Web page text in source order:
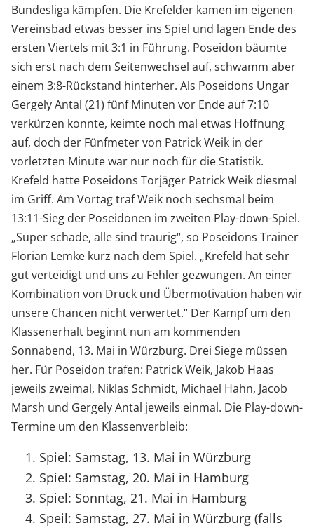
Bundesliga kämpfen. Die Krefelder kamen im eigenen
Vereinsbad etwas besser ins Spiel und lagen Ende des
ersten Viertels mit 3:1 in Führung. Poseidon bäumte
sich erst nach dem Seitenwechsel auf, schwamm aber
einem 3:8-Rückstand hinterher. Als Poseidons Ungar
Gergely Antal (21) fünf Minuten vor Ende auf 7:10
verkürzen konnte, keimte noch mal etwas Hoffnung
auf, doch der Fünfmeter von Patrick Weik in der
vorletzten Minute war nur noch für die Statistik.
Krefeld hatte Poseidons Torjäger Patrick Weik diesmal
im Griff. Am Vortag traf Weik noch sechsmal beim
13:11-Sieg der Poseidonen im zweiten Play-down-Spiel.
„Super schade, alle sind traurig“, so Poseidons Trainer
Florian Lemke kurz nach dem Spiel. „Krefeld hat sehr
gut verteidigt und uns zu Fehler gezwungen. An einer
Kombination von Druck und Übermotivation haben wir
unsere Chancen nicht verwertet.“ Der Kampf um den
Klassenerhalt beginnt nun am kommenden
Sonnabend, 13. Mai in Würzburg. Drei Siege müssen
her. Für Poseidon trafen: Patrick Weik, Jakob Haas
jeweils zweimal, Niklas Schmidt, Michael Hahn, Jacob
Marsh und Gergely Antal jeweils einmal. Die Play-down-
Termine um den Klassenverbleib:
Spiel: Samstag, 13. Mai in Würzburg
Spiel: Samstag, 20. Mai in Hamburg
Spiel: Sonntag, 21. Mai in Hamburg
Speil: Samstag, 27. Mai in Würzburg (falls